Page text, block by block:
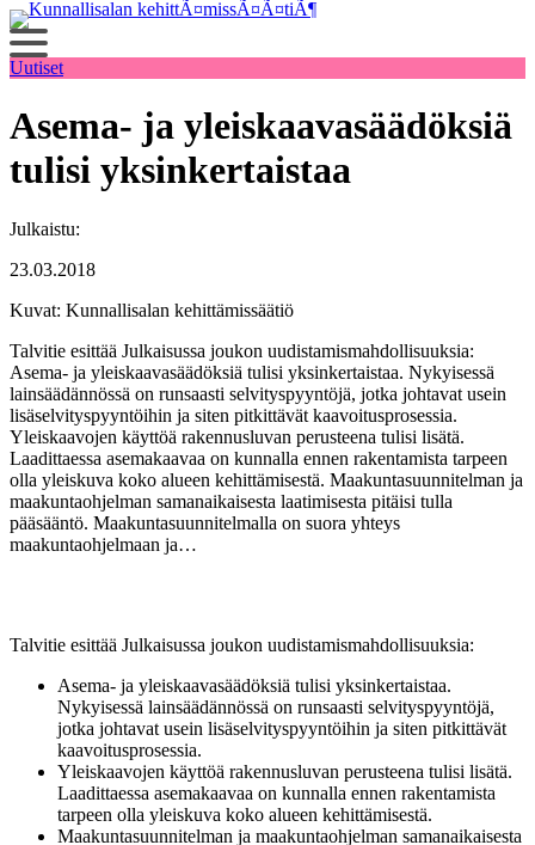
Siirry
sisältöön
Uutiset
Asema- ja yleiskaavasäädöksiä
tulisi yksinkertaistaa
Julkaistu:
23.03.2018
Kuvat: Kunnallisalan kehittämissäätiö
Talvitie esittää Julkaisussa joukon uudistamismahdollisuuksia:
Asema- ja yleiskaavasäädöksiä tulisi yksinkertaistaa. Nykyisessä
lainsäädännössä on runsaasti selvityspyyntöjä, jotka johtavat usein
lisäselvityspyyntöihin ja siten pitkittävät kaavoitusprosessia.
Yleiskaavojen käyttöä rakennusluvan perusteena tulisi lisätä.
Laadittaessa asemakaavaa on kunnalla ennen rakentamista tarpeen
olla yleiskuva koko alueen kehittämisestä. Maakuntasuunnitelman ja
maakuntaohjelman samanaikaisesta laatimisesta pitäisi tulla
pääsääntö. Maakuntasuunnitelmalla on suora yhteys
maakuntaohjelmaan ja…
Talvitie esittää Julkaisussa joukon uudistamismahdollisuuksia:
Asema- ja yleiskaavasäädöksiä tulisi yksinkertaistaa.
Nykyisessä lainsäädännössä on runsaasti selvityspyyntöjä,
jotka johtavat usein lisäselvityspyyntöihin ja siten pitkittävät
kaavoitusprosessia.
Yleiskaavojen käyttöä rakennusluvan perusteena tulisi lisätä.
Laadittaessa asemakaavaa on kunnalla ennen rakentamista
tarpeen olla yleiskuva koko alueen kehittämisestä.
Maakuntasuunnitelman ja maakuntaohjelman samanaikaisesta